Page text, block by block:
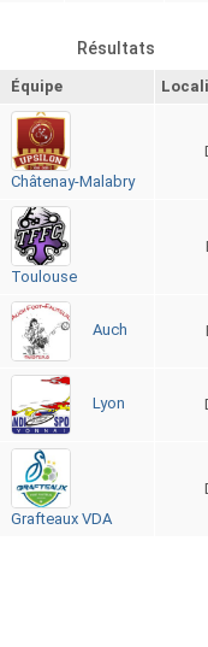
Résultats
Équipe
Châtenay-Malabry
Toulouse
Auch
Lyon
Grafteaux VDA